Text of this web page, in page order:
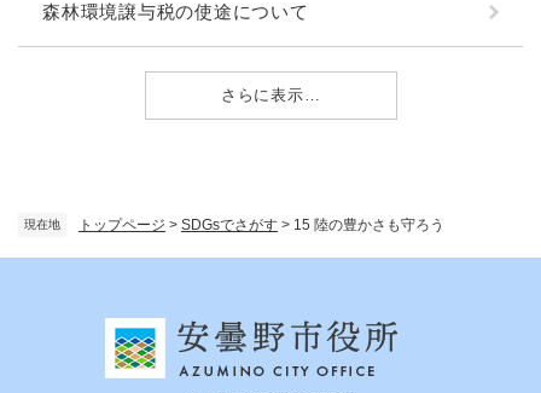
現在地 トップページ > SDGsでさがす > 15 陸の豊かさも守ろう
森林環境譲与税の使途について
さらに表示…